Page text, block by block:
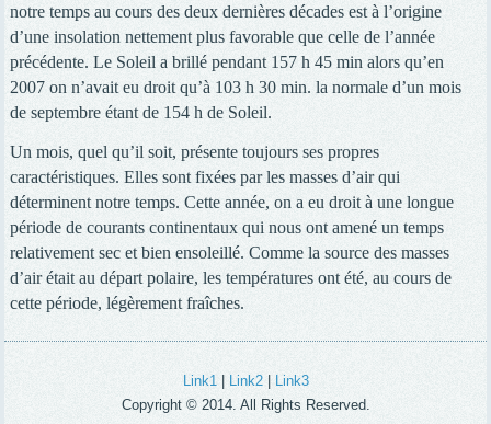
notre temps au cours des deux dernières décades est à l’origine
d’une insolation nettement plus favorable que celle de l’année
précédente. Le Soleil a brillé pendant 157 h 45 min alors qu’en
2007 on n’avait eu droit qu’à 103 h 30 min. la normale d’un mois
de septembre étant de 154 h de Soleil.
Un mois, quel qu’il soit, présente toujours ses propres
caractéristiques. Elles sont fixées par les masses d’air qui
déterminent notre temps. Cette année, on a eu droit à une longue
période de courants continentaux qui nous ont amené un temps
relativement sec et bien ensoleillé. Comme la source des masses
d’air était au départ polaire, les températures ont été, au cours de
cette période, légèrement fraîches.
Link1| Link2|
Link3
Copyright © 2014. All Rights Reserved.